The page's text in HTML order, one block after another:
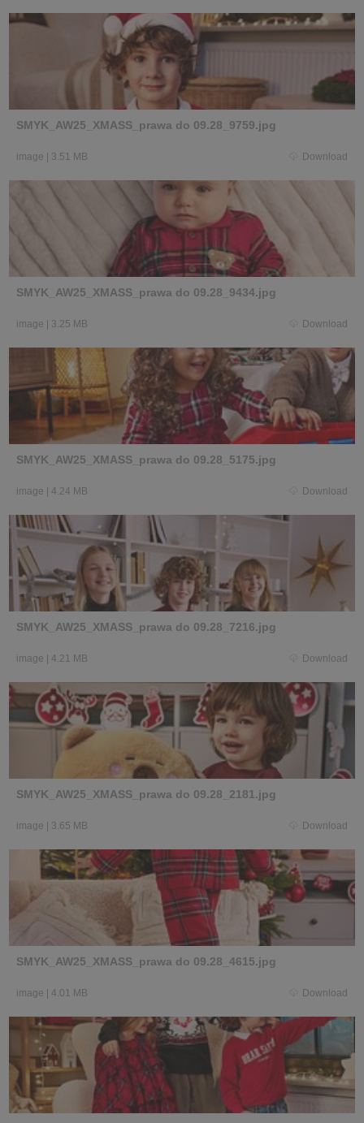
SMYK_AW25_XMASS_prawa do 09.28_9759.jpg
image 3.51 MB Download
SMYK_AW25_XMASS_prawa do 09.28_9434.jpg
image 3.25 MB Download
SMYK_AW25_XMASS_prawa do 09.28_5175.jpg
image 4.24 MB Download
SMYK_AW25_XMASS_prawa do 09.28_7216.jpg
image 4.21 MB Download
SMYK_AW25_XMASS_prawa do 09.28_2181.jpg
image 3.65 MB Download
SMYK_AW25_XMASS_prawa do 09.28_4615.jpg
image 4.01 MB Download